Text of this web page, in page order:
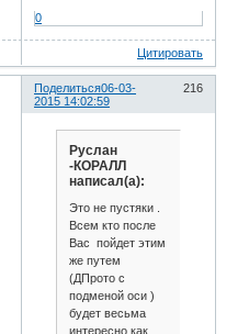
0
Цитировать
Поделиться 216
06-03-
2015 14:02:59
Руслан
-КОРАЛЛ
написал(а):
Это не пустяки .
Всем кто после
Вас пойдет этим
же путем
(ДПрото с
подменой оси )
будет весьма
интересно как